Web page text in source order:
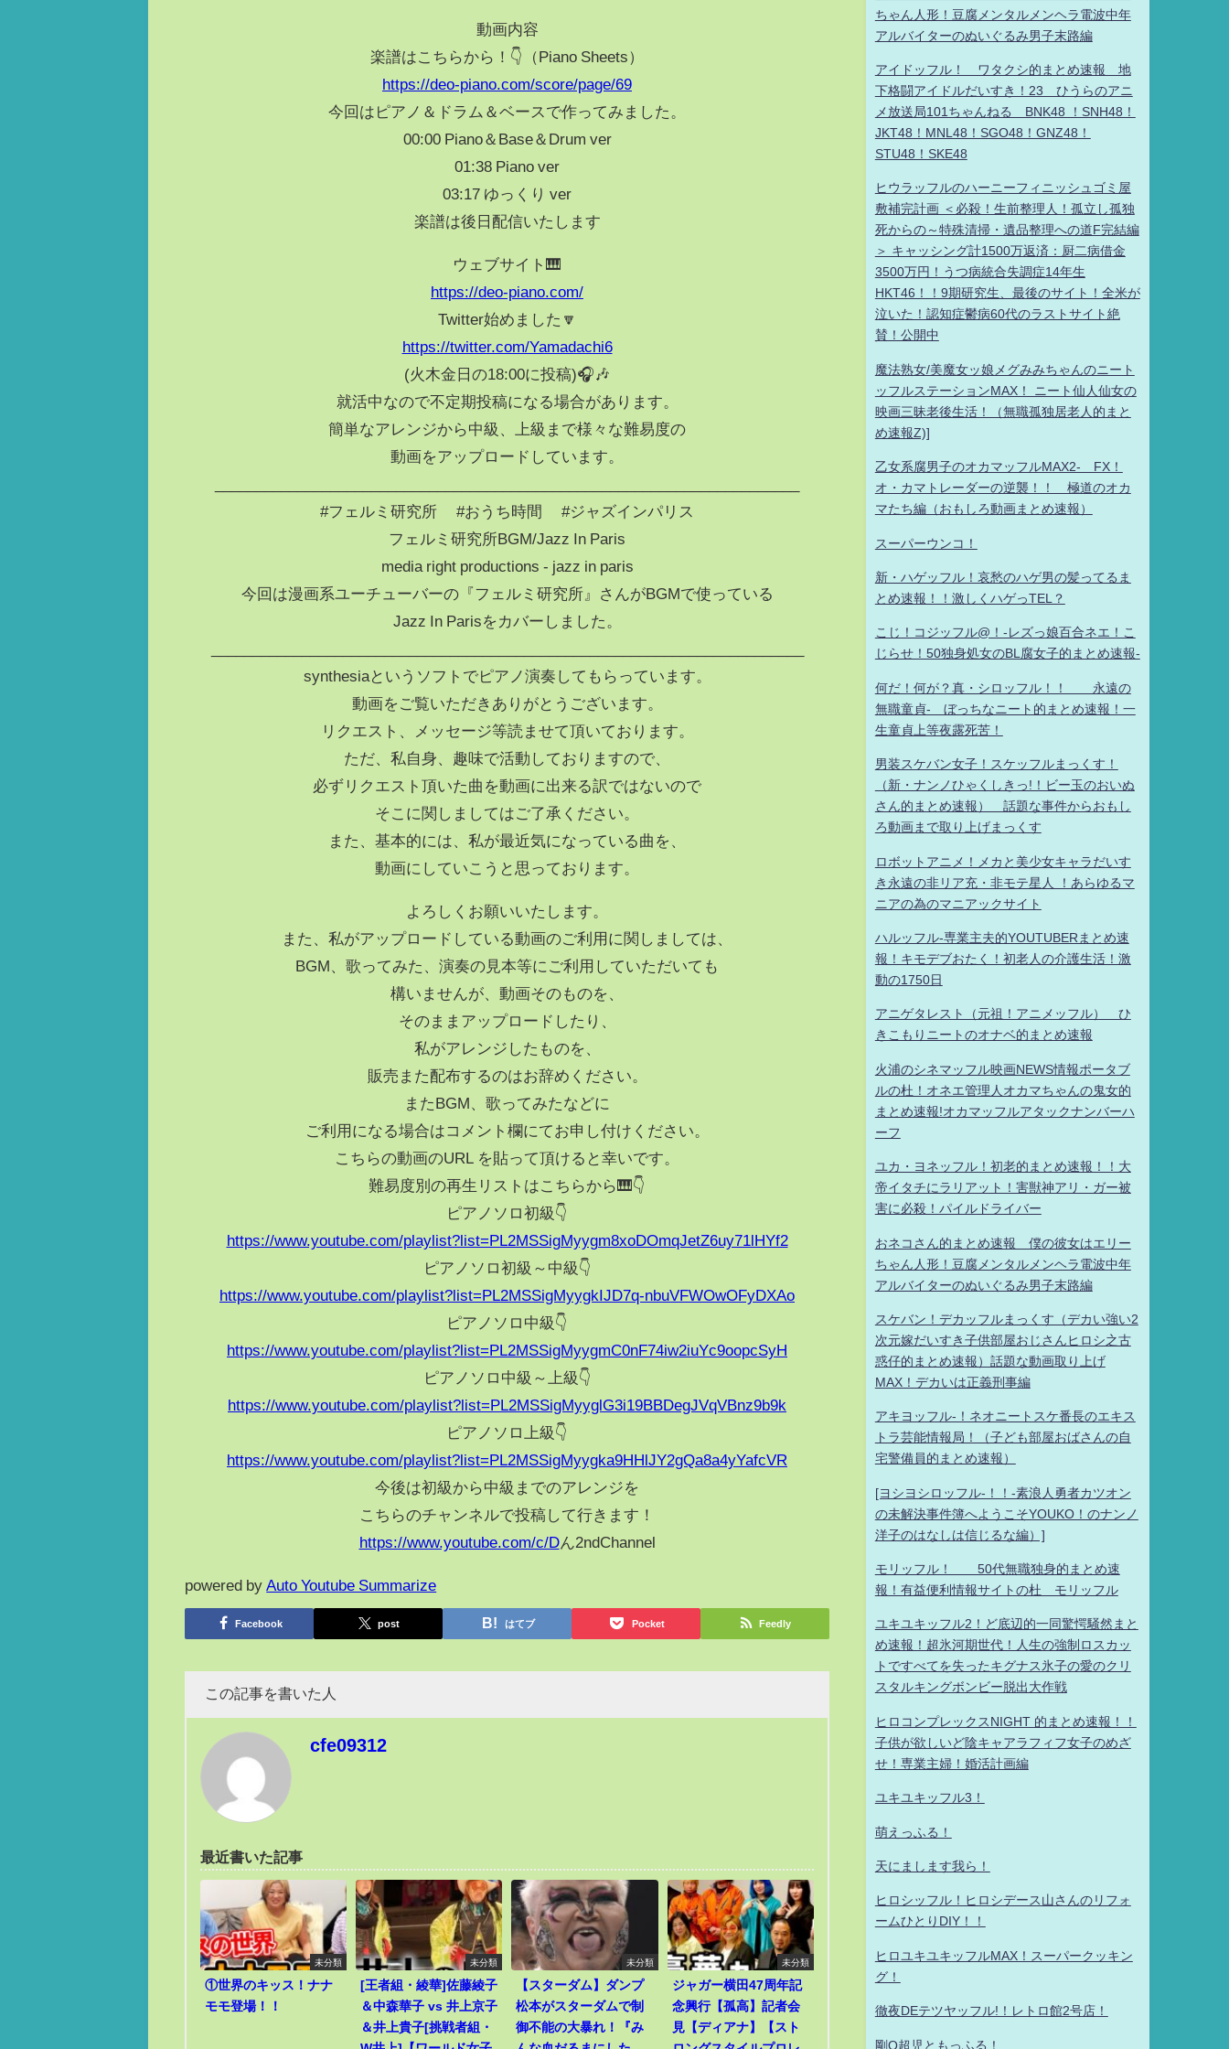
動画内容
楽譜はこちらから！👇（Piano Sheets）
https://deo-piano.com/score/page/69
今回はピアノ＆ドラム＆ベースで作ってみました。
00:00 Piano＆Base＆Drum ver
01:38 Piano ver
03:17 ゆっくり ver
楽譜は後日配信いたします
ウェブサイト🎹
https://deo-piano.com/
Twitter始めました🔽
https://twitter.com/Yamadachi6
(火木金日の18:00に投稿)🎧🎶
就活中なので不定期投稿になる場合があります。
簡単なアレンジから中級、上級まで様々な難易度の
動画をアップロードしています。
#フェルミ研究所 #おうち時間 #ジャズインパリス
フェルミ研究所BGM/Jazz In Paris
media right productions - jazz in paris
今回は漫画系ユーチューバーの『フェルミ研究所』さんがBGMで使っている
Jazz In Parisをカバーしました。
synthesiaというソフトでピアノ演奏してもらっています。
動画をご覧いただきありがとうございます。
リクエスト、メッセージ等読ませて頂いております。
ただ、私自身、趣味で活動しておりますので、
必ずリクエスト頂いた曲を動画に出来る訳ではないので
そこに関しましてはご了承ください。
また、基本的には、私が最近気になっている曲を、
動画にしていこうと思っております。
よろしくお願いいたします。
また、私がアップロードしている動画のご利用に関しましては、
BGM、歌ってみた、演奏の見本等にご利用していただいても
構いませんが、動画そのものを、
そのままアップロードしたり、
私がアレンジしたものを、
販売また配布するのはお辞めください。
またBGM、歌ってみたなどに
ご利用になる場合はコメント欄にてお申し付けください。
こちらの動画のURL を貼って頂けると幸いです。
難易度別の再生リストはこちらから🎹👇
ピアノソロ初級👇
https://www.youtube.com/playlist?list=PL2MSSigMyygm8xoDOmqJetZ6uy71lHYf2
ピアノソロ初級～中級👇
https://www.youtube.com/playlist?list=PL2MSSigMyygkIJD7q-nbuVFWOwOFyDXAo
ピアノソロ中級👇
https://www.youtube.com/playlist?list=PL2MSSigMyygmC0nF74iw2iuYc9oopcSyH
ピアノソロ中級～上級👇
https://www.youtube.com/playlist?list=PL2MSSigMyyglG3i19BBDegJVqVBnz9b9k
ピアノソロ上級👇
https://www.youtube.com/playlist?list=PL2MSSigMyygka9HHlJY2gQa8a4yYafcVR
今後は初級から中級までのアレンジを
こちらのチャンネルで投稿して行きます！
https://www.youtube.com/c/Dん2ndChannel
powered by Auto Youtube Summarize
Facebook post はてブ Pocket Feedly
この記事を書いた人
cfe09312
最近書いた記事
未分類
①世界のキッス！ナナ
モモ登場！！
未分類
[王者組・綾華]佐藤綾子
＆中森華子 vs 井上京子
＆井上貴子[挑戦者組・
未分類
【スターダム】ダンプ
松本がスターダムで制
御不能の大暴れ！『み
未分類
ジャガー横田47周年記
念興行【孤高】記者会
見【ディアナ】【スト
ちゃん人形！豆腐メンタルメンヘラ電波中年
アルバイターのぬいぐるみ男子末路編
アイドッフル！ ワタクシ的まとめ速報 地
下格闘アイドルだいすき！23 ひうらのアニ
メ放送局101ちゃんねる BNK48 ！SNH48！
JKT48！MNL48！SGO48！GNZ48！
STU48！SKE48
ヒウラッフルのハーニーフィニッシュゴミ屋
敷補完計画 ＜必殺！生前整理人！孤立し孤独
死からの～特殊清掃・遺品整理への道F完結編
＞ キャッシング計1500万返済：厨二病借金
3500万円！うつ病統合失調症14年生
HKT46！！9期研究生、最後のサイト！全米が
泣いた！認知症鬱病60代のラストサイト絶
賛！公開中
魔法熟女/美魔女ッ娘メグみみちゃんのニート
ッフルステーションMAX！ ニート仙人仙女の
映画三昧老後生活！（無職孤独居老人的まと
め速報Z)]
乙女系腐男子のオカマッフルMAX2- FX！
オ・カマトレーダーの逆襲！！ 極道のオカ
マたち編（おもしろ動画まとめ速報）
スーパーウンコ！
新・ハゲッフル！哀愁のハゲ男の髪ってるま
とめ速報！！激しくハゲっTEL？
こじ！コジッフル@！-レズっ娘百合ネエ！こ
じらせ！50独身処女のBL腐女子的まとめ速報-
何だ！何が？真・シロッフル！！ 永遠の
無職童貞- ぼっちなニート的まとめ速報！一
生童貞上等夜露死苦！
男装スケバン女子！スケッフルまっくす！
（新・ナンノひゃくしきっ!！ビー玉のおいぬ
さん的まとめ速報） 話題な事件からおもし
ろ動画まで取り上げまっくす
ロボットアニメ！メカと美少女キャラだいす
き永遠の非リア充・非モテ星人 ！あらゆるマ
ニアの為のマニアックサイト
ハルッフル-専業主夫的YOUTUBERまとめ速
報！キモデブおたく！初老人の介護生活！激
動の1750日
アニゲタレスト（元祖！アニメッフル） ひ
きこもりニートのオナベ的まとめ速報
火浦のシネマッフル映画NEWS情報ポータブ
ルの杜！オネエ管理人オカマちゃんの鬼女的
まとめ速報!オカマッフルアタックナンバーハ
ーフ
ユカ・ヨネッフル！初老的まとめ速報！！大
帝イタチにラリアット！害獣神アリ・ガー被
害に必殺！パイルドライバー
おネコさん的まとめ速報 僕の彼女はエリー
ちゃん人形！豆腐メンタルメンヘラ電波中年
アルバイターのぬいぐるみ男子末路編
スケバン！デカッフルまっくす（デカい強い2
次元嫁だいすき子供部屋おじさんヒロシ之古
惑仔的まとめ速報）話題な動画取り上げ
MAX！デカいは正義刑事編
アキヨッフル-！ネオニートスケ番長のエキス
トラ芸能情報局！（子ども部屋おばさんの自
宅警備員的まとめ速報）
[ヨシヨシロッフル-！！-素浪人勇者カツオン
の未解決事件簿へようこそYOUKO！のナンノ
洋子のはなしは信じるな編）]
モリッフル！ 50代無職独身的まとめ速
報！有益便利情報サイトの杜 モリッフル
ユキユキッフル2！ど底辺的一同驚愕騒然まと
め速報！超氷河期世代！人生の強制ロスカッ
トですべてを失ったキグナス氷子の愛のクリ
スタルキングボンビー脱出大作戦
ヒロコンプレックスNIGHT 的まとめ速報！！
子供が欲しいど陰キャアラフィフ女子のめざ
せ！専業主婦！婚活計画編
ユキユキッフル3！
萌えっふる！
天にまします我ら！
ヒロシッフル！ヒロシデース山さんのリフォ
ームひとりDIY！！
ヒロユキユキッフルMAX！スーパークッキン
グ！
徹夜DEテツヤッフル!！レトロ館2号店！
剛Q超児ともっふる！